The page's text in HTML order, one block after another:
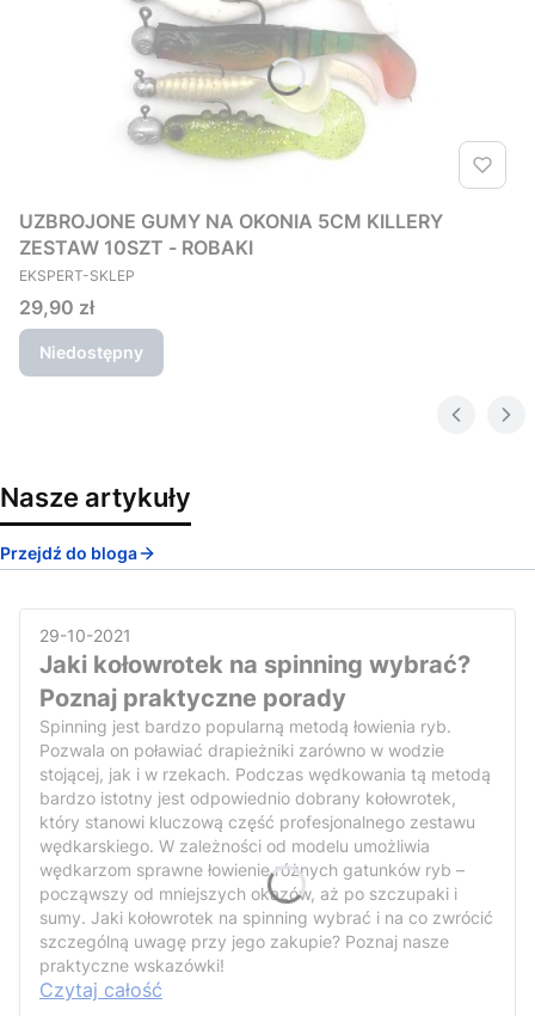
UZBROJONE GUMY NA OKONIA 5CM KILLERY
ZESTAW 10SZT - ROBAKI
PRODUCENT
EKSPERT-SKLEP
Cena
29,90 zł
Niedostępny
Nasze artykuły
Przejdź do bloga
29-10-2021
Jaki kołowrotek na spinning wybrać?
Poznaj praktyczne porady
Spinning jest bardzo popularną metodą łowienia ryb.
Pozwala on poławiać drapieżniki zarówno w wodzie
stojącej, jak i w rzekach. Podczas wędkowania tą metodą
bardzo istotny jest odpowiednio dobrany kołowrotek,
który stanowi kluczową część profesjonalnego zestawu
wędkarskiego. W zależności od modelu umożliwia
wędkarzom sprawne łowienie różnych gatunków ryb –
począwszy od mniejszych okazów, aż po szczupaki i
sumy. Jaki kołowrotek na spinning wybrać i na co zwrócić
szczególną uwagę przy jego zakupie? Poznaj nasze
praktyczne wskazówki!
Czytaj całość